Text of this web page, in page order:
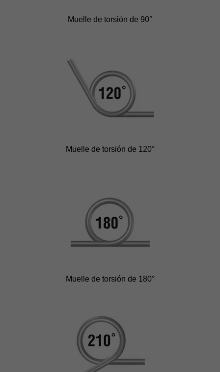
Muelle de torsión de 90°
Muelle de torsión de 120°
Muelle de torsión de 180°